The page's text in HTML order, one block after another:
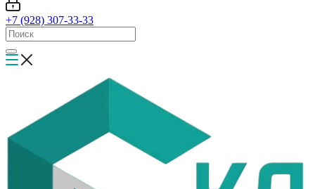
+7 (928) 307-33-33